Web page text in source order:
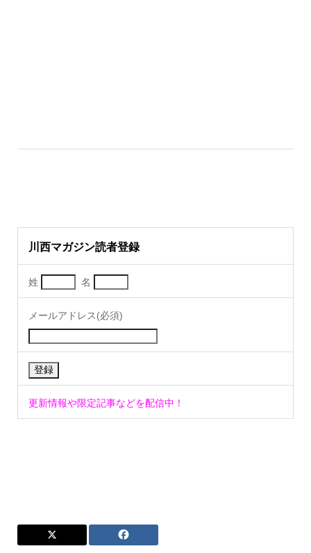
川西マガジン読者登録
姓 名
メールアドレス(必須)
更新情報や限定記事などを配信中！